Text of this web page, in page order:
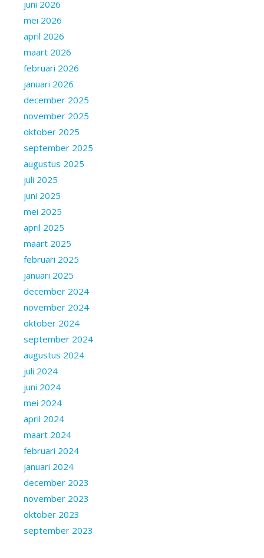
juni 2026
mei 2026
april 2026
maart 2026
februari 2026
januari 2026
december 2025
november 2025
oktober 2025
september 2025
augustus 2025
juli 2025
juni 2025
mei 2025
april 2025
maart 2025
februari 2025
januari 2025
december 2024
november 2024
oktober 2024
september 2024
augustus 2024
juli 2024
juni 2024
mei 2024
april 2024
maart 2024
februari 2024
januari 2024
december 2023
november 2023
oktober 2023
september 2023